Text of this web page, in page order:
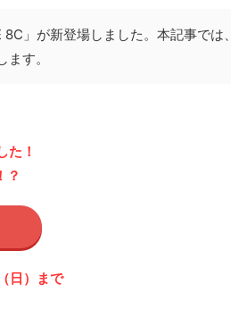
」が新登場しました。本記事では
す。
た！
？
日）まで